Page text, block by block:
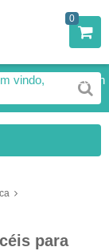
0
vindo, Faça Login
para